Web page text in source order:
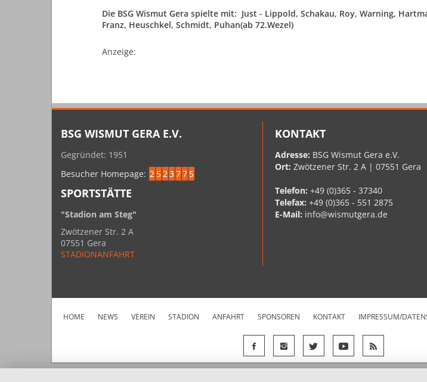
Die BSG Wismut Gera spielte mit: Just - Lippold, Schakau, Roy, Warning,
Franz, Heuschkel, Schmidt, Puhan(ab 72.Wezel)
Anzeige:
BSG WISMUT GERA E.V.
Gegründet: 1951
Besucher Homepage: 2 523 77 5
SPORTSTÄTTE
"Stadion am Steg"
Zwötzener Str. 2 A
07551 Gera
STADIONANFAHRT
KONTAKT
Adresse: BSG Wismut Gera e.V.
Ort:Zwötzener Str. 2 A | 07551 Gera
Telefon:+49 (0)365 - 37340
Telefax:+49 (0)365 - 551 2875
E-Mail: info@wismutgera.de
HOME NEWS VEREIN STADION ANFAHRT SPONSOREN KONTAKT IMPRESSUM/